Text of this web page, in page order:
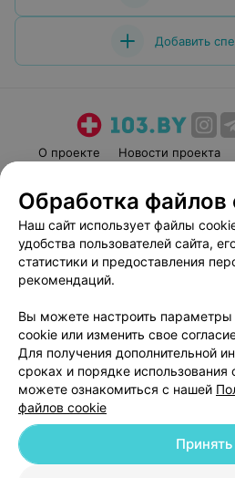
Добавить
О проекте Новости проекта
Пользовательское
Вакансии
Написать
Обработка
© 2026 ООО «Артокс Лаб», УНП 191700409
Обработка файлов
Наш сайт использует файлы
удобства пользователей сайта,
статистики и предоставления
рекомендаций.
Вы можете настроить параметры
cookie или изменить свое
Для получения дополнительной
сроках и порядке
можете ознакомиться с нашей
файлов cookie
Принять